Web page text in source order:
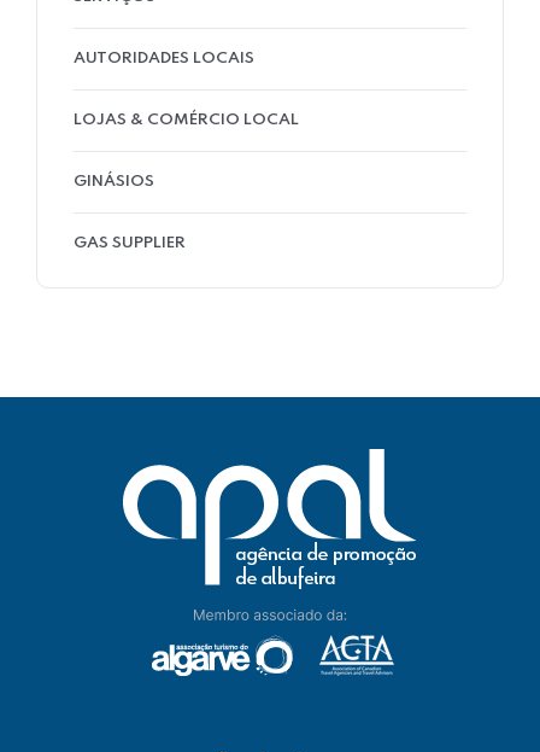
AUTORIDADES LOCAIS
LOJAS & COMÉRCIO LOCAL
GINÁSIOS
GAS SUPPLIER